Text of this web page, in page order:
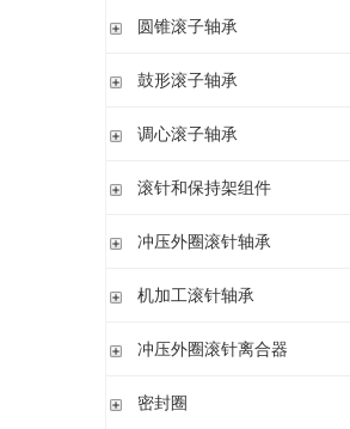
圆柱孔或圆锥孔 开式
带紧定套开式或密封
带紧定套开式
带保持架的圆柱滚子轴承
单列满装圆柱滚子轴承
高精密圆柱滚子轴承
圆锥滚子轴承
单列圆锥滚子轴承
单列英制圆锥滚子轴承
鼓形滚子轴承
圆柱孔或圆锥孔
调心滚子轴承
圆柱孔或圆锥孔
带退卸套
滚针和保持架组件
单列
冲压外圈滚针轴承
开式 闭式 无密封
开式、满装滚针单元、无密封
机加工滚针轴承
无内圈
带内圈 开式
冲压外圈滚针离合器
不带轴承 带滚花或不带滚花
密封圈